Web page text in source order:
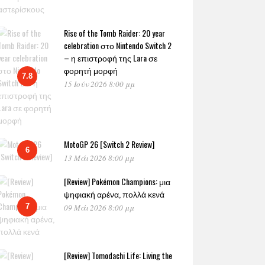
7.8
Rise of the Tomb Raider: 20 year
celebration στο Nintendo Switch 2
– η επιστροφή της Lara σε
φορητή μορφή
15 Ιούν 2026 8:00 μμ
6 MotoGP 26 [Switch 2 Review]
13 Μάι 2026 8:00 μμ
7
[Review] Pokémon Champions: μια
ψηφιακή αρένα, πολλά κενά
09 Μάι 2026 8:00 μμ
[Review] Tomodachi Life: Living the